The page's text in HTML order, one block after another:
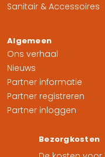
Sanitair & Accessoires
Algemeen
Ons verhaal
Nieuws
Partner informatie
Partner registreren
Partner inloggen
Bezorgkosten